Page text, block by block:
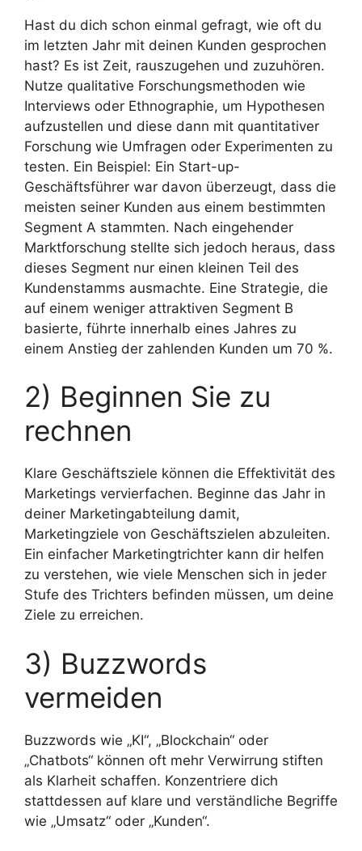
Hast du dich schon einmal gefragt, wie oft du
im letzten Jahr mit deinen Kunden gesprochen
hast? Es ist Zeit, rauszugehen und zuzuhören.
Nutze qualitative Forschungsmethoden wie
Interviews oder Ethnographie, um Hypothesen
aufzustellen und diese dann mit quantitativer
Forschung wie Umfragen oder Experimenten zu
testen. Ein Beispiel: Ein Start-up-
Geschäftsführer war davon überzeugt, dass die
meisten seiner Kunden aus einem bestimmten
Segment A stammten. Nach eingehender
Marktforschung stellte sich jedoch heraus, dass
dieses Segment nur einen kleinen Teil des
Kundenstamms ausmachte. Eine Strategie, die
auf einem weniger attraktiven Segment B
basierte, führte innerhalb eines Jahres zu
einem Anstieg der zahlenden Kunden um 70 %.
2) Beginnen Sie zu
rechnen
Klare Geschäftsziele können die Effektivität des
Marketings vervierfachen. Beginne das Jahr in
deiner Marketingabteilung damit,
Marketingziele von Geschäftszielen abzuleiten.
Ein einfacher Marketingtrichter kann dir helfen
zu verstehen, wie viele Menschen sich in jeder
Stufe des Trichters befinden müssen, um deine
Ziele zu erreichen.
3) Buzzwords
vermeiden
Buzzwords wie „KI“, „Blockchain“ oder
„Chatbots“ können oft mehr Verwirrung stiften
als Klarheit schaffen. Konzentriere dich
stattdessen auf klare und verständliche Begriffe
wie „Umsatz“ oder „Kunden“.